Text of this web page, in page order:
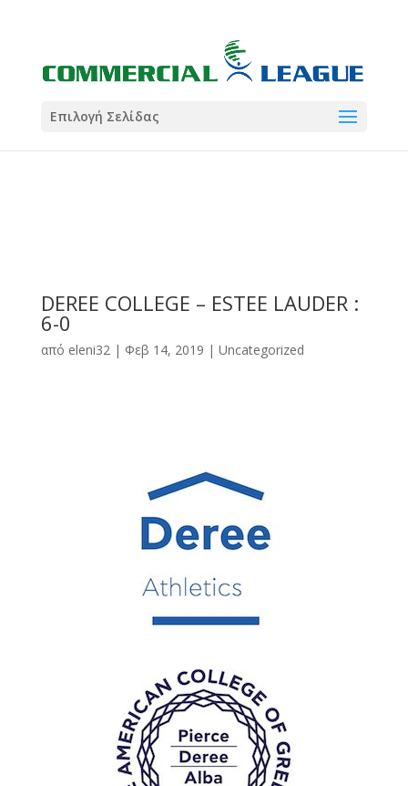
Coral
Σωματείο ΣΟΛ
Coral
5
Επιλογή Σελίδας
DEREE COLLEGE – ESTEE LAUDER :
6-0
από eleni32| Φεβ 14, 2019 | Uncategorized